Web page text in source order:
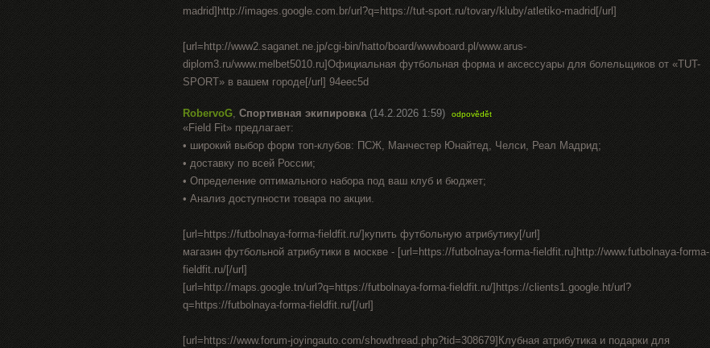
madrid]http://images.google.com.br/url?q=https://tut-sport.ru/tovary/kluby/atletiko-madrid[/url]
[url=http://www2.saganet.ne.jp/cgi-bin/hatto/board/wwwboard.pl/www.arus-
diplom3.ru/www.melbet5010.ru]Официальная футбольная форма и аксессуары для болельщиков от «TUT-
SPORT» в вашем городе[/url] 94eec5d
RobervoG, Спортивная экипировка (14.2.2026 1:59) odpovědět
«Field Fit» предлагает:
• широкий выбор форм топ-клубов: ПСЖ, Манчестер Юнайтед, Челси, Реал Мадрид;
• доставку по всей России;
• Определение оптимального набора под ваш клуб и бюджет;
• Анализ доступности товара по акции.
[url=https://futbolnaya-forma-fieldfit.ru/]купить футбольную атрибутику[/url]
магазин футбольной атрибутики в москве - [url=https://futbolnaya-forma-fieldfit.ru]http://www.futbolnaya-forma-
fieldfit.ru/[/url]
[url=http://maps.google.tn/url?q=https://futbolnaya-forma-fieldfit.ru/]https://clients1.google.ht/url?
q=https://futbolnaya-forma-fieldfit.ru/[/url]
[url=https://www.forum-joyingauto.com/showthread.php?tid=308679]Клубная атрибутика и подарки для